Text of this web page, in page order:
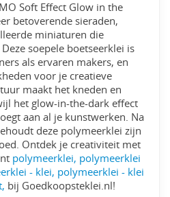
Soft Effect Glow in the
betoverende sieraden,
miniaturen die
soepele boetseerklei is
als ervaren makers, en
voor je creatieve
maakt het kneden en
het glow-in-the-dark effect
aan al je kunstwerken. Na
deze polymeerklei zijn
Ontdek je creativiteit met
polymeerklei, polymeerklei
- klei, polymeerklei - klei
bij Goedkoopsteklei.nl!